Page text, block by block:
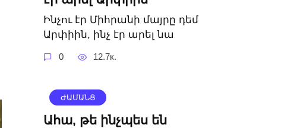
Ինչու էր Միհրանի մայրը դեմ
Արփիին, ինչ էր արել նա
0 12.7к.
ԺԱՄԱՆՑ
Ահա, թե ինչպես են